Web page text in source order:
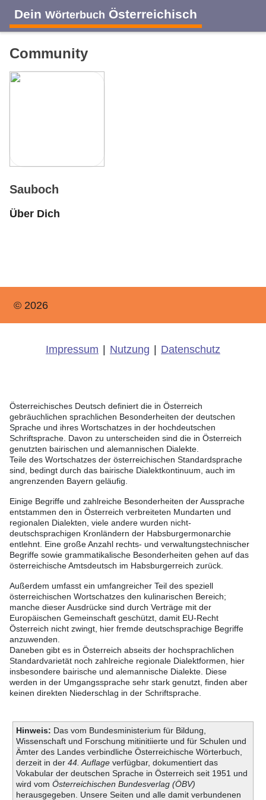
Dein Wörterbuch Österreichisch
Community
Sauboch
Über Dich
© 2026
Impressum Nutzung Datenschutz
Österreichisches Deutsch definiert die in Österreich
gebräuchlichen sprachlichen Besonderheiten der deutschen
Sprache und ihres Wortschatzes in der hochdeutschen
Schriftsprache. Davon zu unterscheiden sind die in Österreich
genutzten bairischen und alemannischen Dialekte.
Teile des Wortschatzes der österreichischen Standardsprache
sind, bedingt durch das bairische Dialektkontinuum, auch im
angrenzenden Bayern geläufig.
Einige Begriffe und zahlreiche Besonderheiten der Aussprache
entstammen den in Österreich verbreiteten Mundarten und
regionalen Dialekten, viele andere wurden nicht-
deutschsprachigen Kronländern der Habsburgermonarchie
entlehnt. Eine große Anzahl rechts- und verwaltungstechnischer
Begriffe sowie grammatikalische Besonderheiten gehen auf das
österreichische Amtsdeutsch im Habsburgerreich zurück.
Außerdem umfasst ein umfangreicher Teil des speziell
österreichischen Wortschatzes den kulinarischen Bereich;
manche dieser Ausdrücke sind durch Verträge mit der
Europäischen Gemeinschaft geschützt, damit EU-Recht
Österreich nicht zwingt, hier fremde deutschsprachige Begriffe
anzuwenden.
Daneben gibt es in Österreich abseits der hochsprachlichen
Standardvarietät noch zahlreiche regionale Dialektformen, hier
insbesondere bairische und alemannische Dialekte. Diese
werden in der Umgangssprache sehr stark genutzt, finden aber
keinen direkten Niederschlag in der Schriftsprache.
Hinweis: Das vom Bundesministerium für Bildung,
Wissenschaft und Forschung mitinitiierte und für Schulen und
Ämter des Landes verbindliche Österreichische Wörterbuch,
derzeit in der 44. Auflageverfügbar, dokumentiert das
Vokabular der deutschen Sprache in Österreich seit 1951 und
wird vom Österreichischen Bundesverlag (ÖBV)
herausgegeben. Unsere Seiten und alle damit verbundenen